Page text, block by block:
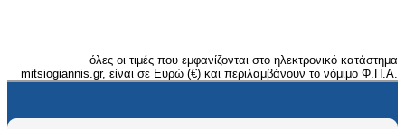
όλες οι τιμές που εμφανίζονται στο ηλεκτρονικό κατάστημα
mitsiogiannis.gr, είναι σε Ευρώ (€) και περιλαμβάνουν το νόμιμο Φ.Π.Α.